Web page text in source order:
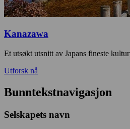
Kanazawa
Et utsøkt utsnitt av Japans fineste kultur
Utforsk nå
Bunntekstnavigasjon
Selskapets navn